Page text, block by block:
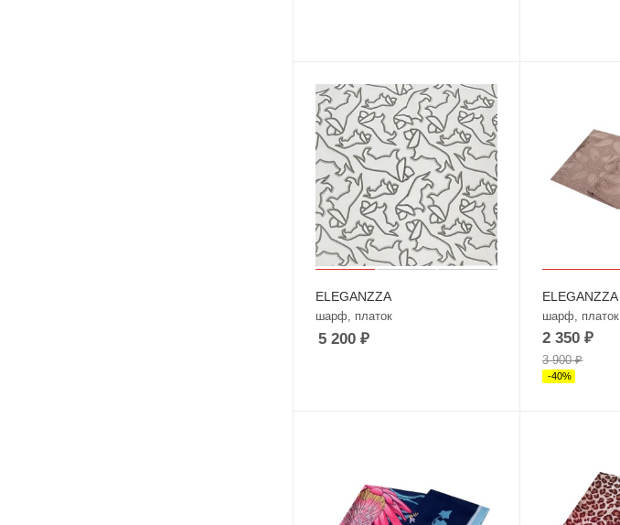
ELEGANZZA
шарф, платок
5 200 ₽
ELEGANZZA
шарф, платок
2 350 ₽
3 900₽
-40%